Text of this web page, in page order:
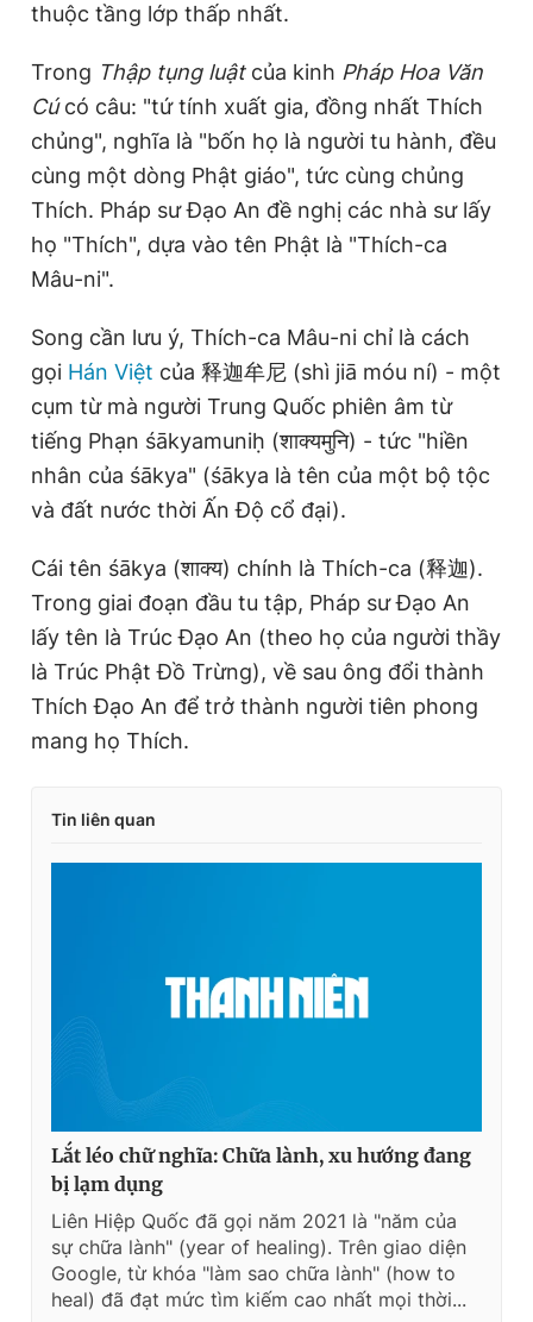
thuộc tầng lớp thấp nhất.
Trong Thập tụng luậtcủa kinh Pháp Hoa Văn
Cúcó câu: "tứ tính xuất gia, đồng nhất Thích
chủng", nghĩa là "bốn họ là người tu hành, đều
cùng một dòng Phật giáo", tức cùng chủng
Thích. Pháp sư Đạo An đề nghị các nhà sư lấy
họ "Thích", dựa vào tên Phật là "Thích-ca
Mâu-ni".
Song cần lưu ý, Thích-ca Mâu-ni chỉ là cách
gọi Hán Việt của 释迦牟尼 (shì jiā móu ní) - một
cụm từ mà người Trung Quốc phiên âm từ
tiếng Phạn śākyamuniḥ (शाक्यमुनि) - tức "hiền
nhân của śākya" (śākya là tên của một bộ tộc
và đất nước thời Ấn Độ cổ đại).
Cái tên śākya (शाक्य) chính là Thích-ca (释迦).
Trong giai đoạn đầu tu tập, Pháp sư Đạo An
lấy tên là Trúc Đạo An (theo họ của người thầy
là Trúc Phật Đồ Trừng), về sau ông đổi thành
Thích Đạo An để trở thành người tiên phong
mang họ Thích.
Tin liên quan
Lắt léo chữ nghĩa: Chữa lành, xu hướng đang
bị lạm dụng
Liên Hiệp Quốc đã gọi năm 2021 là "năm của
sự chữa lành" (year of healing). Trên giao diện
Google, từ khóa "làm sao chữa lành" (how to
heal) đã đạt mức tìm kiếm cao nhất mọi thời...